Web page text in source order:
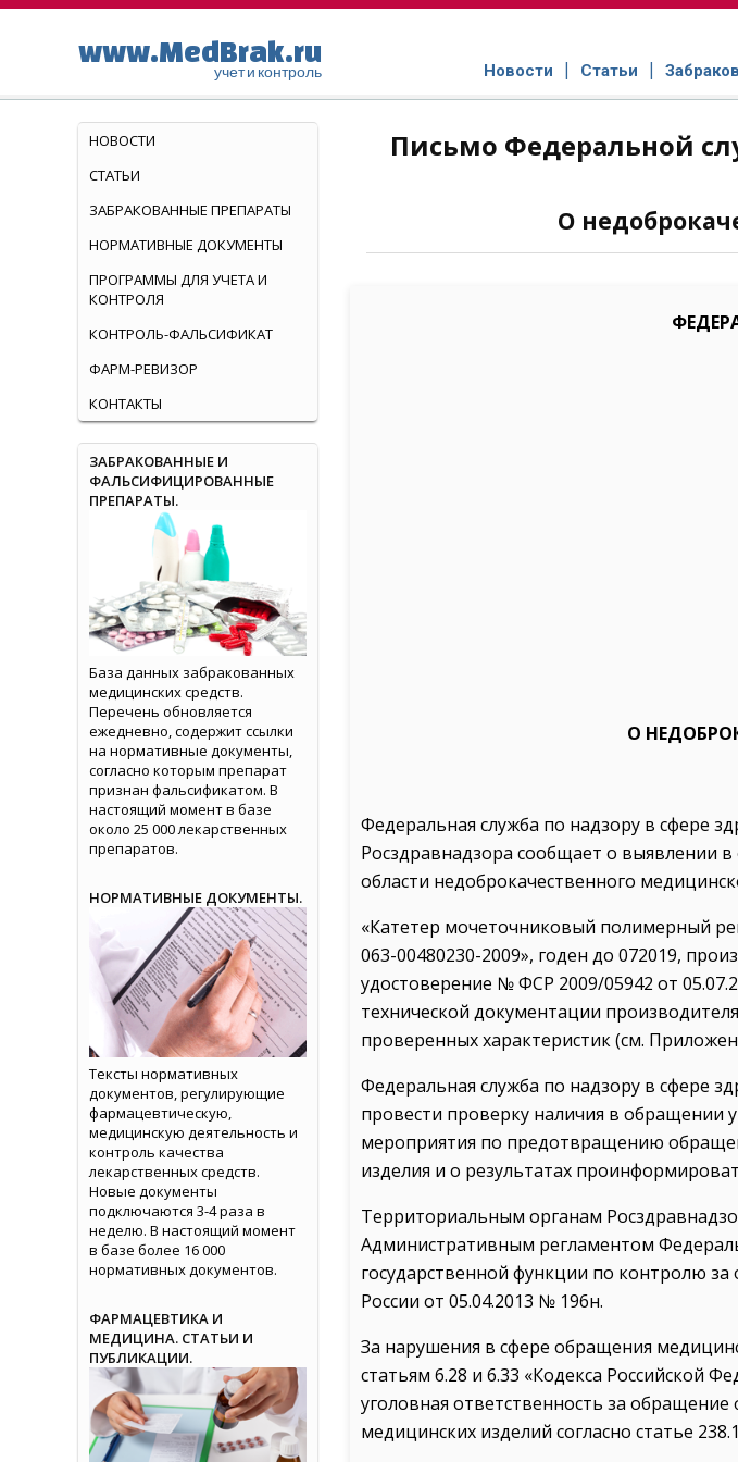
www.MedBrak.ru
учет и контроль Новости Статьи
Письмо Федеральной
О
О
Федеральная служба по надзору в сфере
Росздравнадзора сообщает о выявлении
области недоброкачественного
«Катетер мочеточниковый полимерный
063-00480230-2009», годен до 072019,
удостоверение № ФСР 2009/05942 от
технической документации
проверенных характеристик (см.
Федеральная служба по надзору в сфере
провести проверку наличия в обращении
мероприятия по предотвращению
изделия и о результатах
Территориальным органам
Административным регламентом
государственной функции по контролю
России от 05.04.2013 № 196н.
За нарушения в сфере обращения
статьям 6.28 и 6.33 «Кодекса Российской
уголовная ответственность за
медицинских изделий согласно статье
НОВОСТИ
СТАТЬИ
ЗАБРАКОВАННЫЕ ПРЕПАРАТЫ
НОРМАТИВНЫЕ ДОКУМЕНТЫ
ПРОГРАММЫ ДЛЯ УЧЕТА И
КОНТРОЛЯ
КОНТРОЛЬ-ФАЛЬСИФИКАТ
ФАРМ-РЕВИЗОР
КОНТАКТЫ
ЗАБРАКОВАННЫЕ И
ФАЛЬСИФИЦИРОВАННЫЕ
ПРЕПАРАТЫ.
База данных забракованных
медицинских средств.
Перечень обновляется
ежедневно, содержит ссылки
на нормативные документы,
согласно которым препарат
признан фальсификатом. В
настоящий момент в базе
около 25 000 лекарственных
препаратов.
НОРМАТИВНЫЕ ДОКУМЕНТЫ.
Тексты нормативных
документов, регулирующие
фармацевтическую,
медицинскую деятельность и
контроль качества
лекарственных средств.
Новые документы
подключаются 3-4 раза в
неделю. В настоящий момент
в базе более 16 000
нормативных документов.
ФАРМАЦЕВТИКА И
МЕДИЦИНА. СТАТЬИ И
ПУБЛИКАЦИИ.